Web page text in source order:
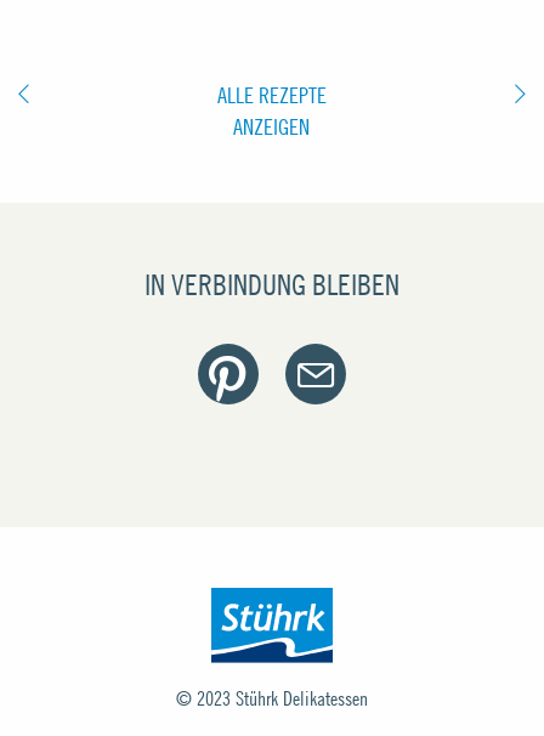
ALLE REZEPTE
ANZEIGEN
IN VERBINDUNG BLEIBEN
© 2023 Stührk Delikatessen